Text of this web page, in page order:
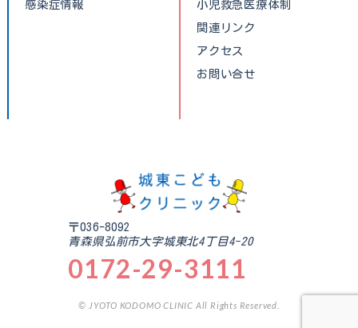
感染症情報
小児救急医療体制
関連リンク
アクセス
お問い合せ
〒036-8092
青森県弘前市大字城東北4丁目4-20
0172-29-3111
© JYOTO KODOMO CLINIC All Rights Reserved.